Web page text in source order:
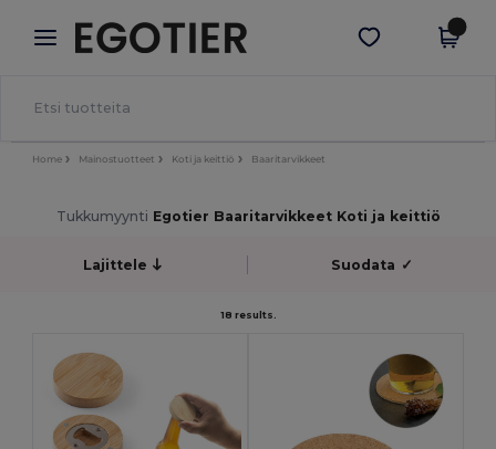
× Egotier-sovellus
Paremmat hinnat appissa!
Hae sovellus
Home Mainostuotteet Koti ja keittiö Baaritarvikkeet
Tukkumyynti Egotier Baaritarvikkeet Koti ja keittiö
Lajittele Suodata ✓
18 results.